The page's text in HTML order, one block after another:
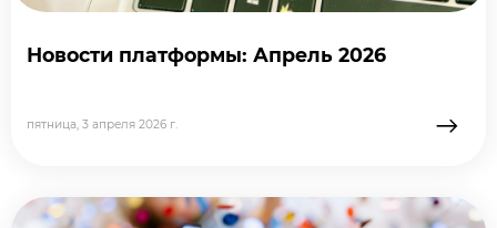
Новости платформы: Апрель 2026
пятница, 3 апреля 2026 г. →